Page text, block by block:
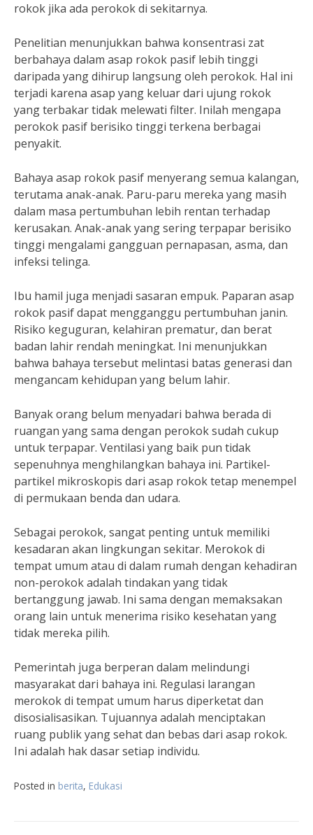
rokok jika ada perokok di sekitarnya.
Penelitian menunjukkan bahwa konsentrasi zat
berbahaya dalam asap rokok pasif lebih tinggi
daripada yang dihirup langsung oleh perokok. Hal ini
terjadi karena asap yang keluar dari ujung rokok
yang terbakar tidak melewati filter. Inilah mengapa
perokok pasif berisiko tinggi terkena berbagai
penyakit.
Bahaya asap rokok pasif menyerang semua kalangan,
terutama anak-anak. Paru-paru mereka yang masih
dalam masa pertumbuhan lebih rentan terhadap
kerusakan. Anak-anak yang sering terpapar berisiko
tinggi mengalami gangguan pernapasan, asma, dan
infeksi telinga.
Ibu hamil juga menjadi sasaran empuk. Paparan asap
rokok pasif dapat mengganggu pertumbuhan janin.
Risiko keguguran, kelahiran prematur, dan berat
badan lahir rendah meningkat. Ini menunjukkan
bahwa bahaya tersebut melintasi batas generasi dan
mengancam kehidupan yang belum lahir.
Banyak orang belum menyadari bahwa berada di
ruangan yang sama dengan perokok sudah cukup
untuk terpapar. Ventilasi yang baik pun tidak
sepenuhnya menghilangkan bahaya ini. Partikel-
partikel mikroskopis dari asap rokok tetap menempel
di permukaan benda dan udara.
Sebagai perokok, sangat penting untuk memiliki
kesadaran akan lingkungan sekitar. Merokok di
tempat umum atau di dalam rumah dengan kehadiran
non-perokok adalah tindakan yang tidak
bertanggung jawab. Ini sama dengan memaksakan
orang lain untuk menerima risiko kesehatan yang
tidak mereka pilih.
Pemerintah juga berperan dalam melindungi
masyarakat dari bahaya ini. Regulasi larangan
merokok di tempat umum harus diperketat dan
disosialisasikan. Tujuannya adalah menciptakan
ruang publik yang sehat dan bebas dari asap rokok.
Ini adalah hak dasar setiap individu.
Posted in berita, Edukasi